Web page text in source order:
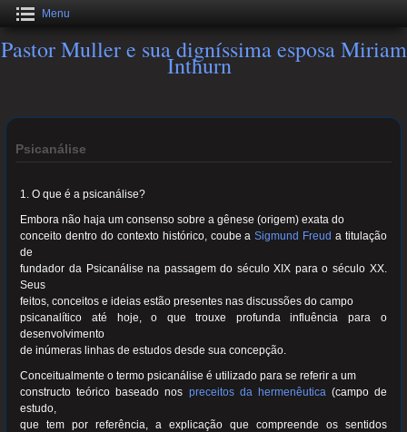
Menu
Pastor Muller e sua digníssima esposa Miriam
Inthurn
Psicanálise
1. O que é a psicanálise?
Embora não haja um consenso sobre a gênese (origem) exata do
conceito dentro do contexto histórico, coube aSigmund Freud a titulação
de
fundador da Psicanálise na passagem do século XIX para o século XX.
Seus
feitos, conceitos e ideias estão presentes nas discussões do campo
psicanalítico até hoje, o que trouxe profunda influência para o
desenvolvimento
de inúmeras linhas de estudos desde sua concepção.
Conceitualmente o termo psicanálise é utilizado para se referir a um
constructo teórico baseado nos preceitos da hermenêutica(campo de
estudo,
que tem por referência, a explicação que compreende os sentidos